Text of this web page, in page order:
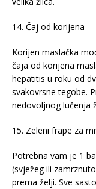
14. Čaj od korijena
Korijen maslačka
čaja od korijena
hepatitis u roku od
svakovrsne tegobe.
nedovoljnog lučenja
15. Zeleni frape za
Potrebna vam je 1
(svježeg ili
prema želji. Sve